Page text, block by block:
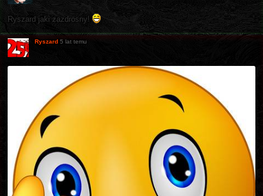
Ryszard jaki zazdrosny!
Ryszard 5 lat temu